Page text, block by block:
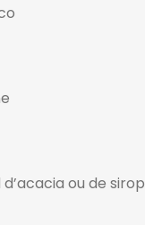
ou de sirop